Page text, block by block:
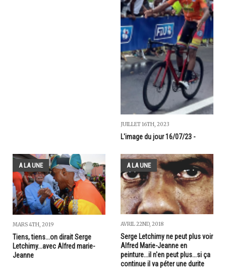
JUILLET 16TH, 2023
L'image du jour 16/07/23 -
A LA UNE
MARS 4TH, 2019
Tiens, tiens...on dirait Serge
Letchimy...avec Alfred marie-
Jeanne
A LA UNE
AVRIL 22ND, 2018
Serge Letchimy ne peut plus voir
Alfred Marie-Jeanne en
peinture...il n'en peut plus...si ça
continue il va péter une durite